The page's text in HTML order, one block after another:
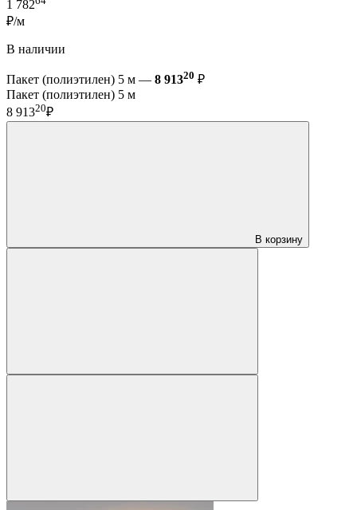
1 782
₽/м
В наличии
Пакет (полиэтилен) 5 м — 8 91320 ₽
Пакет (полиэтилен) 5 м
8 91320₽
В корзину